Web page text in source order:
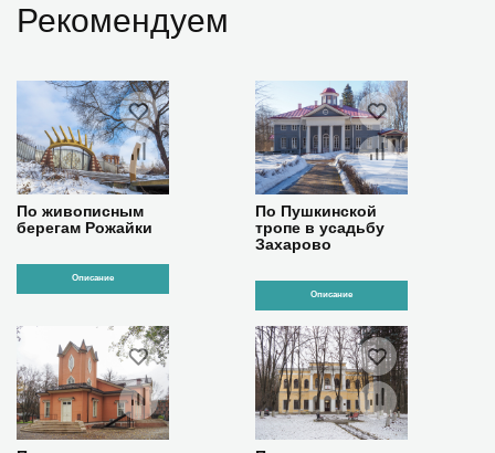
Рекомендуем
По живописным
берегам Рожайки
Описание
По Пушкинской
тропе в усадьбу
Захарово
Описание